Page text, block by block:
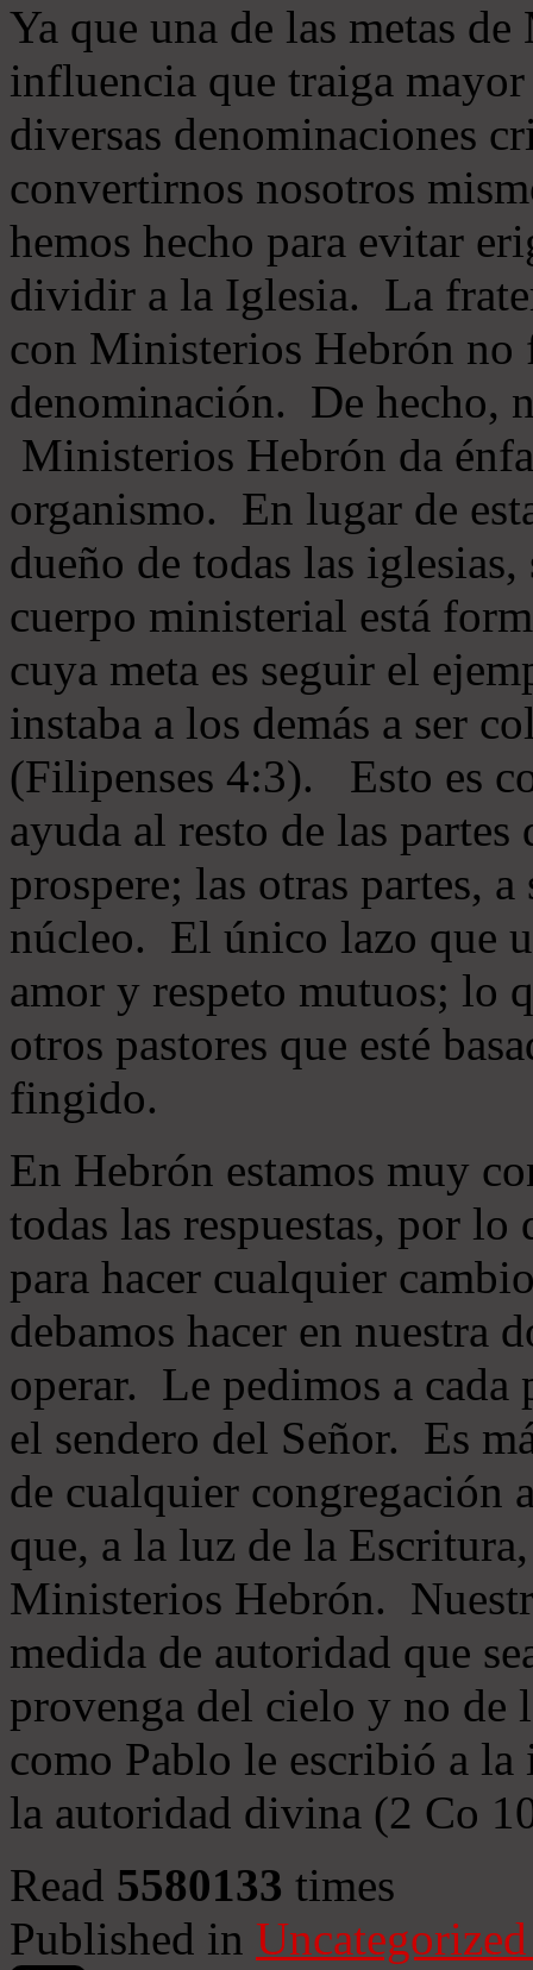
Ya que una de las metas
influencia que traiga
diversas denominaciones
convertirnos nosotros
hemos hecho para evitar
dividir a la Iglesia. La
con Ministerios Hebrón no
denominación. De hecho,
Ministerios Hebrón da
organismo. En lugar de
dueño de todas las
cuerpo ministerial está
cuya meta es seguir el
instaba a los demás a ser
(Filipenses 4:3). Esto es
ayuda al resto de las
prospere; las otras partes,
núcleo. El único lazo que
amor y respeto mutuos; lo
otros pastores que esté
fingido.
En Hebrón estamos muy
todas las respuestas, por
para hacer cualquier
debamos hacer en nuestra
operar. Le pedimos a cada
el sendero del Señor. Es
de cualquier congregación
que, a la luz de la
Ministerios Hebrón.
medida de autoridad que
provenga del cielo y no de
como Pablo le escribió a
la autoridad divina (2 Co
Read 5580133 times
Published in